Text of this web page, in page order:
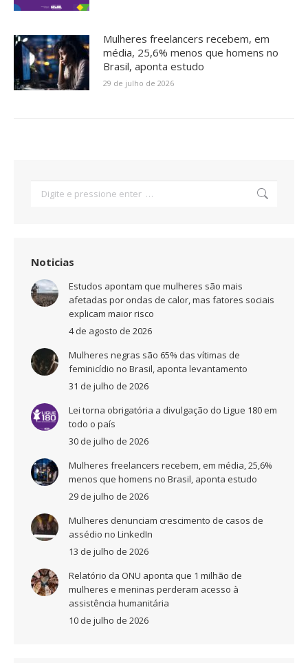
Mulheres freelancers recebem, em
média, 25,6% menos que homens no
Brasil, aponta estudo
29 de julho de 2026
Noticias
Estudos apontam que mulheres são mais
afetadas por ondas de calor, mas fatores sociais
explicam maior risco
4 de agosto de 2026
Mulheres negras são 65% das vítimas de
feminicídio no Brasil, aponta levantamento
31 de julho de 2026
Lei torna obrigatória a divulgação do Ligue 180 em
todo o país
30 de julho de 2026
Mulheres freelancers recebem, em média, 25,6%
menos que homens no Brasil, aponta estudo
29 de julho de 2026
Mulheres denunciam crescimento de casos de
assédio no LinkedIn
13 de julho de 2026
Relatório da ONU aponta que 1 milhão de
mulheres e meninas perderam acesso à
assistência humanitária
10 de julho de 2026